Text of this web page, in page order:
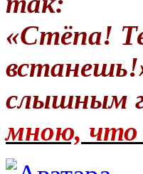
«Стёпа!
слышным
мною, что